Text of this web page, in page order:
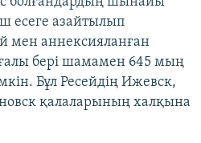
есеге азайтылып
мен аннексияланған
бері шамамен 645 мың
Бұл Ресейдің Ижевск,
қалаларының халқына